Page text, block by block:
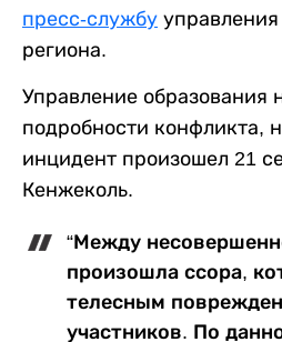
пресс-службу
региона.
Управление образования
подробности конфликта,
инцидент произошел 21
Кенжеколь.
“Между
произошла ссора,
телесным
участников. По